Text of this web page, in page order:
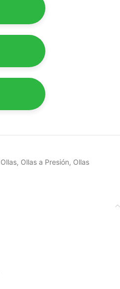
Ollas, Ollas a Presión, Ollas